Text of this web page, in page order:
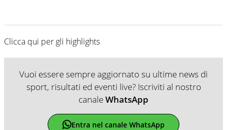
Clicca qui per gli highlights
Vuoi essere sempre aggiornato su ultime news di
sport, risultati ed eventi live? Iscriviti al nostro
canaleWhatsApp
Entra nel canale WhatsApp